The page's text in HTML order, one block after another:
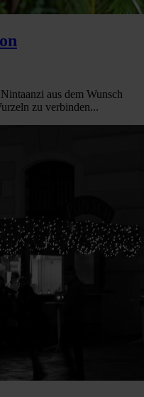
aus dem Wunsch
zu verbinden...